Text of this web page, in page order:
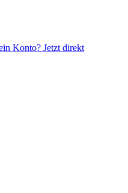
Konto? Jetzt direkt